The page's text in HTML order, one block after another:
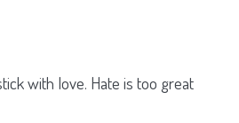
with love. Hate is too great